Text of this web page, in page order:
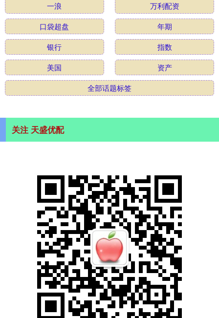
一浪
万利配资
口袋超盘
年期
银行
指数
美国
资产
全部话题标签
关注 天盛优配